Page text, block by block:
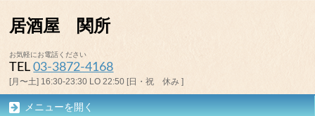
居酒屋 関所
お気軽にお電話ください
TEL03-3872-4168
[月〜土] 16:30-23:30 LO 22:50 [日・祝 休み ]
メニューを開く